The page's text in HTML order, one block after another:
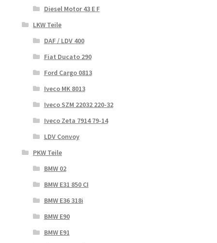
Diesel Motor 43 E F
LKW Teile
DAF / LDV 400
Fiat Ducato 290
Ford Cargo 0813
Iveco MK 8013
Iveco SZM 22032 220-32
Iveco Zeta 7914 79-14
LDV Convoy
PKW Teile
BMW 02
BMW E31 850 CI
BMW E36 318i
BMW E90
BMW E91